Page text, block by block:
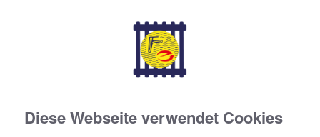
seit über 95 Jahren
Diese Webseite verwendet Cookies